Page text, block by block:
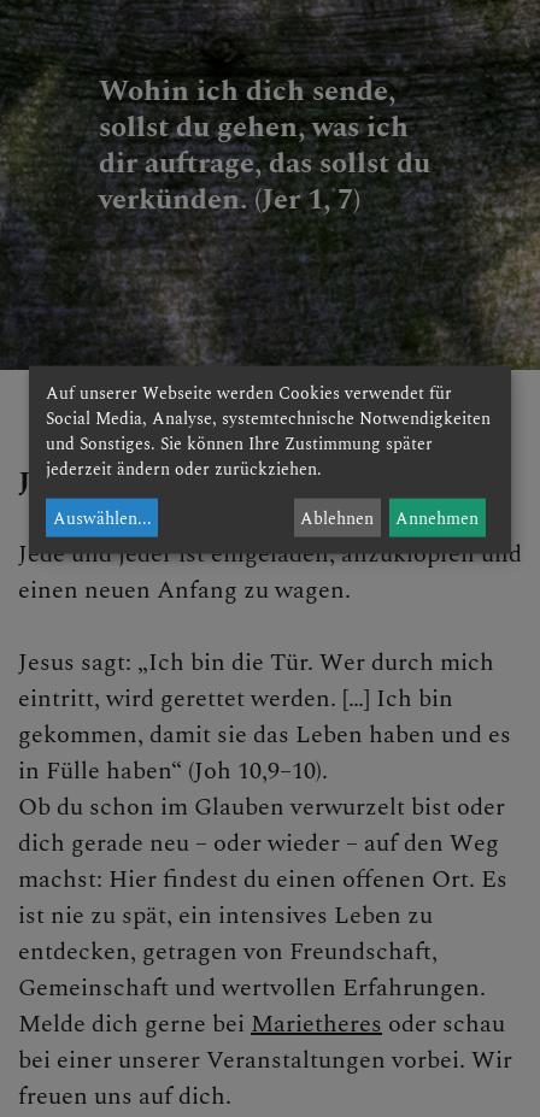
Wohin ich dich sende,
sollst du gehen, was ich
dir auftrage, das sollst du
verkünden. (Jer 1, 7)
Jeder kann klopfen und anknüpfen
Jede und jeder ist eingeladen, anzuklopfen und
einen neuen Anfang zu wagen.
Jesus sagt: „Ich bin die Tür. Wer durch mich
eintritt, wird gerettet werden. […] Ich bin
gekommen, damit sie das Leben haben und es
in Fülle haben“ (Joh 10,9–10).
Ob du schon im Glauben verwurzelt bist oder
dich gerade neu – oder wieder – auf den Weg
machst: Hier findest du einen offenen Ort. Es
ist nie zu spät, ein intensives Leben zu
entdecken, getragen von Freundschaft,
Gemeinschaft und wertvollen Erfahrungen.
Melde dich gerne bei Marietheres oder schau
bei einer unserer Veranstaltungen vorbei. Wir
freuen uns auf dich.
Auf unserer Webseite werden Cookies verwendet für
Social Media, Analyse, systemtechnische Notwendigkeiten
und Sonstiges. Sie können Ihre Zustimmung später
jederzeit ändern oder zurückziehen.
Auswählen... Ablehnen Annehmen